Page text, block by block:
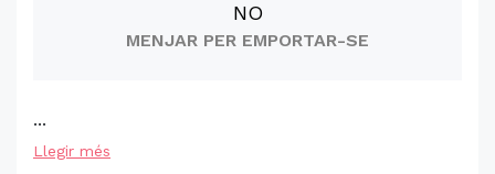
NO
MENJAR PER EMPORTAR-SE
...
Llegir més